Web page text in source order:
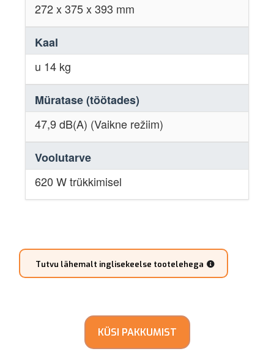
272 x 375 x 393 mm
Kaal
u 14 kg
Müratase (töötades)
47,9 dB(A) (Vaikne režiim)
Voolutarve
620 W trükkimisel
Tutvu lähemalt inglisekeelse tootelehega
KÜSI PAKKUMIST